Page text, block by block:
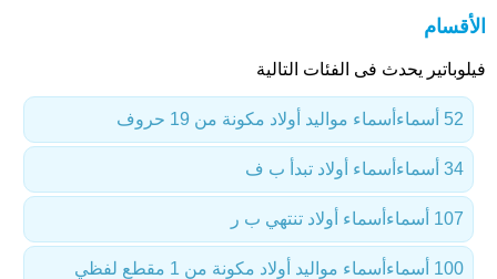
الأقسام
فيلوباتير يحدث فى الفئات التالية
أسماء مواليد أولاد مكونة من 19 حروف 52 أسماء
أسماء أولاد تبدأ ب ف 34 أسماء
أسماء أولاد تنتهي ب ر 107 أسماء
أسماء مواليد أولاد مكونة من 1 مقطع لفظي 100 أسماء